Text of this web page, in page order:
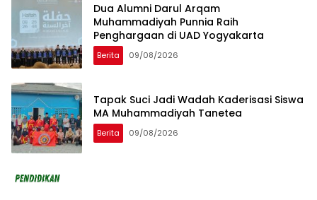
Dua Alumni Darul Arqam
Muhammadiyah Punnia Raih
Penghargaan di UAD Yogyakarta
Berita 09/08/2026
Tapak Suci Jadi Wadah Kaderisasi Siswa
MA Muhammadiyah Tanetea
Berita 09/08/2026